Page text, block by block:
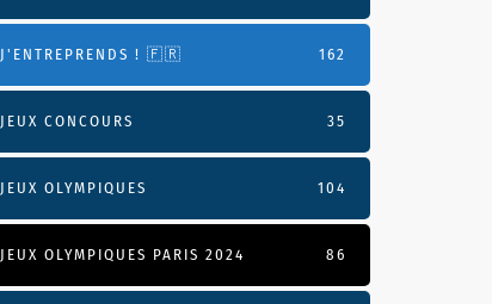
J'ENTREPRENDS ! 🇫🇷 162
JEUX CONCOURS 35
JEUX OLYMPIQUES 104
JEUX OLYMPIQUES PARIS 2024 86